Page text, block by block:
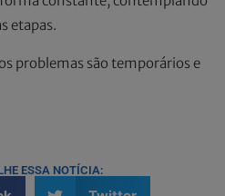
etapas.
problemas são temporários e
ESSA NOTÍCIA: